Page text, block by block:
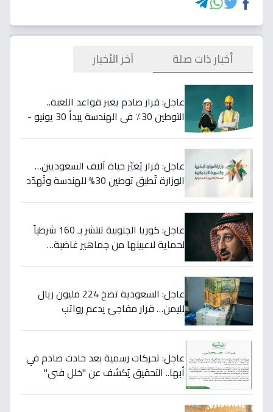
أخبار ذات صلة آخر الأخبار
عاجل: قرار صادم يغير قواعد اللعبة..
التوطين 30٪ في الهندسة يبدأ 30 يونيو -
عاجل: قرار يُغيّر حياة آلاف السعوديين…
الوزارة تُطبق توطين 30% للهندسة وتُهدّد
عاجل: كوريا الجنوبية تنتشر بـ 160 شرطياً
لحماية لاعبينها من جماهير غاضبة…
عاجل: السعودية تضخ 224 مليون ريال
لليمن… قرار مفاجئ يدعم رواتب
عاجل: تحركات رسمية بعد حادث صادم في
أبها.. التحقيق يُكشف عن "خلل فني"